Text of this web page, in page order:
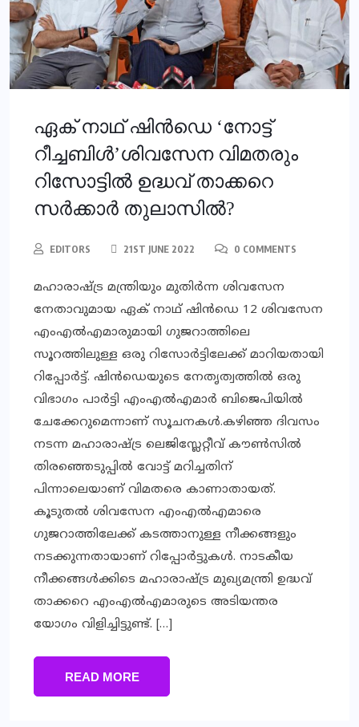
ഏക് നാഥ് ഷിൻഡെ ‘നോട്ട്
റീച്ചബിൾ’ശിവസേന വിമതരും
റിസോട്ടിൽ ഉദ്ധവ് താക്കറെ
സര്‍ക്കാര്‍ തുലാസില്‍?
EDITORS 21ST JUNE 2022 0 COMMENTS
മഹാരാഷ്ട്ര മന്ത്രിയും മുതിർന്ന ശിവസേന
നേതാവുമായ ഏക് നാഥ് ഷിൻഡെ 12 ശിവസേന
എംഎൽഎമാരുമായി ഗുജറാത്തിലെ
സൂറത്തിലുള്ള ഒരു റിസോർട്ടിലേക്ക് മാറിയതായി
റിപ്പോർട്ട്. ഷിന്‍ഡെയുടെ നേതൃത്വത്തില്‍ ഒരു
വിഭാഗം പാര്‍ട്ടി എംഎല്‍എമാര്‍ ബിജെപിയില്‍
ചേക്കേറുമെന്നാണ് സൂചനകള്‍.കഴിഞ്ഞ ദിവസം
നടന്ന മഹാരാഷ്ട്ര ലെജിസ്ലേറ്റീവ് കൗണ്‍സില്‍
തിരഞ്ഞെടുപ്പില്‍ വോട്ട് മറിച്ചതിന്
പിന്നാലെയാണ് വിമതരെ കാണാതായത്.
കൂടുതല്‍ ശിവസേന എംഎല്‍എമാരെ
ഗുജറാത്തിലേക്ക് കടത്താനുള്ള നീക്കങ്ങളും
നടക്കുന്നതായാണ് റിപ്പോര്‍ട്ടുകള്‍. നാടകീയ
നീക്കങ്ങള്‍ക്കിടെ മഹാരാഷ്ട്ര മുഖ്യമന്ത്രി ഉദ്ധവ്
താക്കറെ എംഎല്‍എമാരുടെ അടിയന്തര
യോഗം വിളിച്ചിട്ടുണ്ട്. […]
READ MORE